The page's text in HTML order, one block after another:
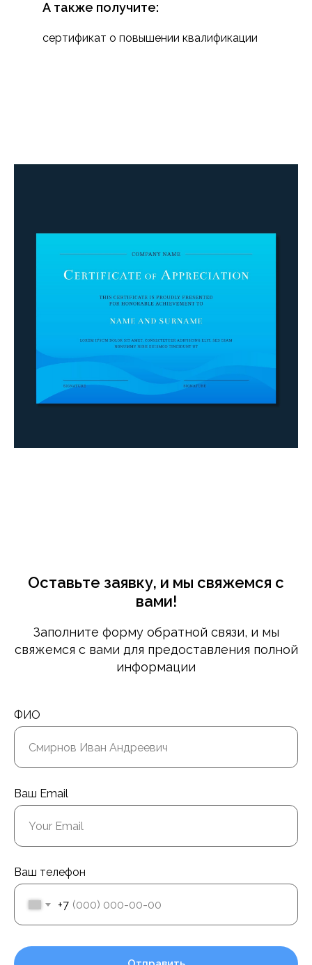
А также получите:
сертификат о повышении квалификации
Оставьте заявку, и мы свяжемся с
вами!
Заполните форму обратной связи, и мы
свяжемся с вами для предоставления полной
информации
ФИО
Ваш Email
Ваш телефон
+7